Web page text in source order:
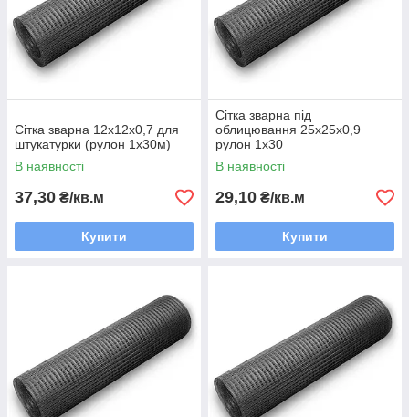
Сітка зварна 12х12х0,7 для
штукатурки (рулон 1х30м)
В наявності
37,30 ₴/кв.м
Купити
Сітка зварна під
облицювання 25х25х0,9
рулон 1х30
В наявності
29,10 ₴/кв.м
Купити